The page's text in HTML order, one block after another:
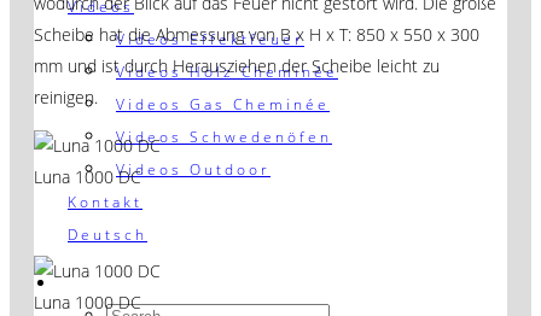
Videos
Videos Effektfeuer
Videos Holz Cheminée
Videos Gas Cheminée
Videos Schwedenöfen
Videos Outdoor
Kontakt
Deutsch
Scheibe hat die Abmessung von B x H x T: 850 x 550 x 300
mm und ist durch Herausziehen der Scheibe leicht zu
reinigen.
Luna 1000 DC
Luna 1000 DC